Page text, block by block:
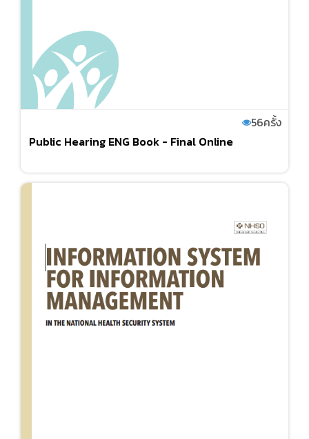
56ครั้ง
Public Hearing ENG Book - Final Online